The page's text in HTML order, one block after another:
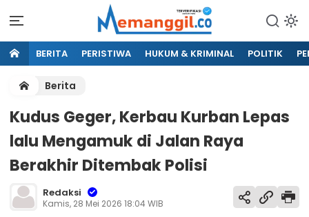
BERITA PERISTIWA HUKUM & KRIMINAL POLITIK
Berita
Kudus Geger, Kerbau Kurban Lepas
lalu Mengamuk di Jalan Raya
Berakhir Ditembak Polisi
Redaksi
Kamis, 28 Mei 2026 18:04 WIB